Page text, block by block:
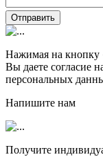
Отправить
Нажимая на кнопку
Вы даете согласие
персональных
Напишите нам
Получите